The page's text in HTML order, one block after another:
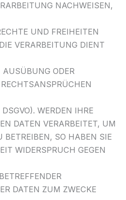
NACHWEISEN,
UND FREIHEITEN
VERARBEITUNG DIENT
ODER
WERDEN IHRE
DATEN VERARBEITET, UM
BETREIBEN, SO HABEN SIE
WIDERSPRUCH GEGEN
DATEN ZUM ZWECKE